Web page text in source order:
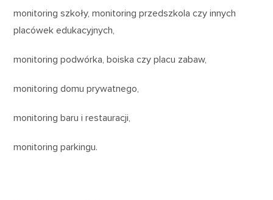
monitoring szkoły, monitoring przedszkola czy innych
placówek edukacyjnych,
monitoring podwórka, boiska czy placu zabaw,
monitoring domu prywatnego,
monitoring baru i restauracji,
monitoring parkingu.